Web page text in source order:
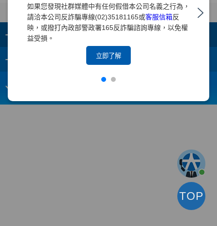
如果您發現社群媒體中有任何假借本公司名義之行為，
請洽本公司反詐騙專線(02)35181165或客服信箱反
映，或撥打內政部警政署165反詐騙諮詢專線，以免權
益受損。
立即了解
+ 集團成員
+
webmaster@yuanta.com
TOP